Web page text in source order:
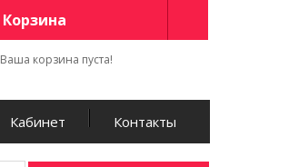
Корзина
Ваша корзина пуста!
Кабинет Контакты